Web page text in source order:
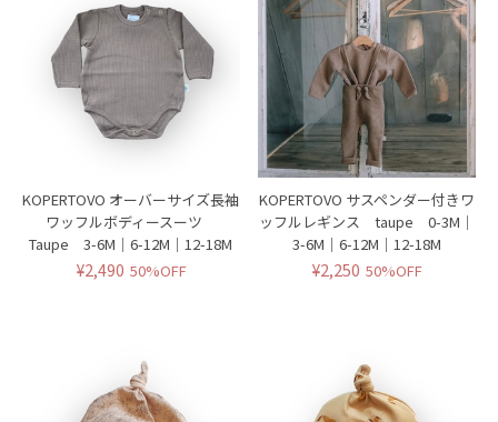
KOPERTOVO オーバーサイズ長袖
ワッフルボディースーツ
Taupe 3-6M｜6-12M｜12-18M
¥2,490 50%OFF
KOPERTOVO サスペンダー付きワ
ッフルレギンス taupe 0-3M｜
3-6M｜6-12M｜12-18M
¥2,250 50%OFF